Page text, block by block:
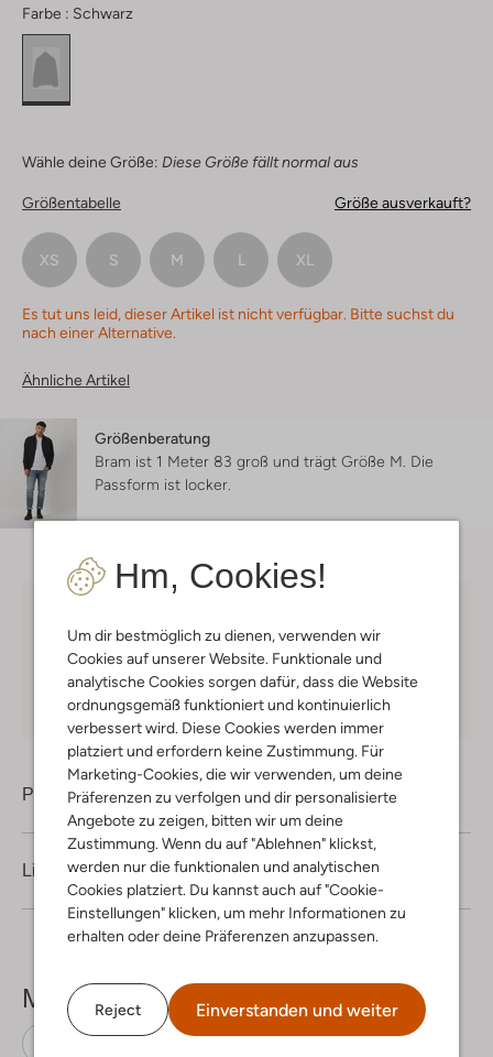
Hm, Cookies!
Um dir bestmöglich zu dienen, verwenden wir
Cookies auf unserer Website. Funktionale und
analytische Cookies sorgen dafür, dass die Website
ordnungsgemäß funktioniert und kontinuierlich
verbessert wird. Diese Cookies werden immer
platziert und erfordern keine Zustimmung. Für
Marketing-Cookies, die wir verwenden, um deine
Präferenzen zu verfolgen und dir personalisierte
Angebote zu zeigen, bitten wir um deine
Zustimmung. Wenn du auf "Ablehnen" klickst,
werden nur die funktionalen und analytischen
Cookies platziert. Du kannst auch auf "Cookie-
Einstellungen" klicken, um mehr Informationen zu
erhalten oder deine Präferenzen anzupassen.
Reject Einverstanden und weiter
Farbe : Schwarz
Wähle deine Größe: Diese Größe fällt normal aus
Größentabelle Größe ausverkauft?
XS S M L XL
Es tut uns leid, dieser Artikel ist nicht verfügbar. Bitte suchst du
nach einer Alternative.
Ähnliche Artikel
Größenberatung
Bram ist 1 Meter 83 groß und trägt Größe M. Die
Passform ist locker
Mitglieder in Deutschland
Kauf auf Rechnung 30 TagenRückgaberecht
Produktinformation
Lieferung & Rückgabe
Mehr sehen